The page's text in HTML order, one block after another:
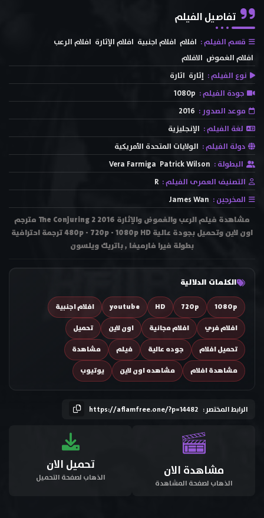
تفاصيل الفيلم
قسم الفيلم : افلام افلام اجنبية افلام الإثارة افلام الرعب
افلام الغموض الافلام
نوع الفيلم : إثارة اثارة
جودة الفيلم : 1080p
موعد الصدور : 2016
لغة الفيلم : الإنجليزية
دولة الفيلم : الولايات المتحدة الأمريكية
البطولة : Patrick Wilson
Vera Farmiga
التصنيف العمرى الفيلم : R
المخرجين : James Wan
مشاهدة فيلم الرعب والغموض والإثارة The Conjuring 2 2016 مترجم
اون لاين وتحميل بجودة عالية 480p - 720p - 1080p HD ترجمة احترافية
بطولة فيرا فارميغا , باتريك ويلسون
الكلمات الدلالية
1080p
720p
HD
youtube
افلام اجنبية
افلام فري
افلام مجانية اون لاين
تحميل
تحميل افلام
جوده عالية فيلم
مشاهدة
مشاهدة افلام
مشاهده اون لاين يوتيوب
الرابط المختصر : https://aflamfree.one/?p=14482
مشاهدة الان
الذهاب لصفحة المشاهدة
تحميل الان
الذهاب لصفحة التحميل